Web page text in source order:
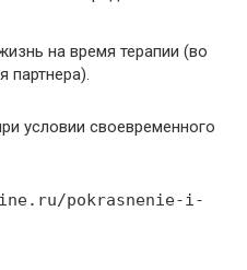
на время терапии (во
партнера).
условии своевременного
pokrasnenie-i-